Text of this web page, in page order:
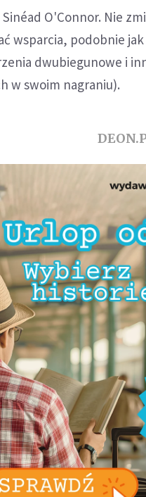
Sinéad O'Connor. Nie
wsparcia, podobnie
dwubiegunowe i
w swoim nagraniu).